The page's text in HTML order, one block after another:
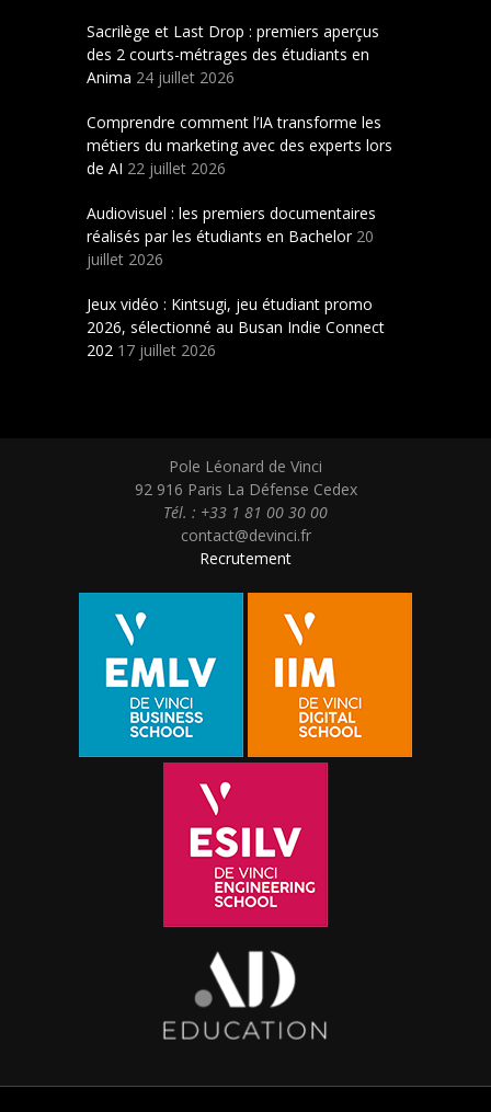
Sacrilège et Last Drop : premiers aperçus
des 2 courts-métrages des étudiants en
Anima 24 juillet 2026
Comprendre comment l’IA transforme les
métiers du marketing avec des experts lors
de AI 22 juillet 2026
Audiovisuel : les premiers documentaires
réalisés par les étudiants en Bachelor 20
juillet 2026
Jeux vidéo : Kintsugi, jeu étudiant promo
2026, sélectionné au Busan Indie Connect
202 17 juillet 2026
Pole Léonard de Vinci
92 916 Paris La Défense Cedex
Tél. : +33 1 81 00 30 00
contact@devinci.fr
Recrutement